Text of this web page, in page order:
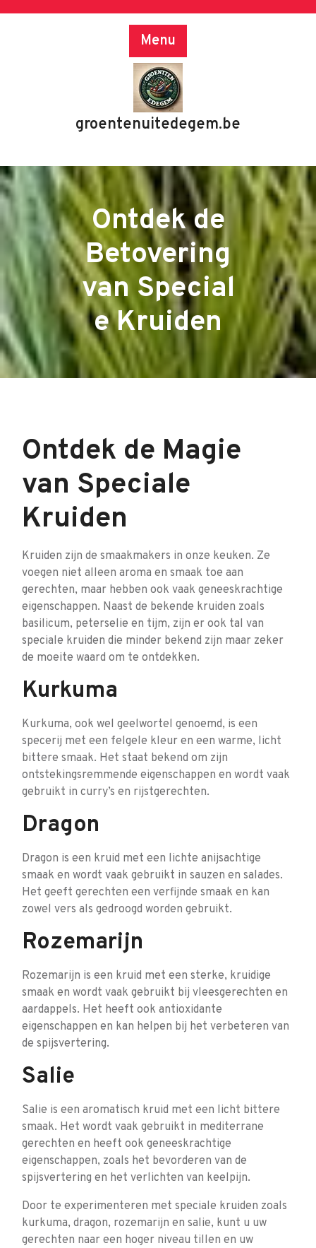
Menu
groentenuitedegem.be
Ontdek de
Betovering
van Special
e Kruiden
Ontdek de Magie
van Speciale
Kruiden
Kruiden zijn de smaakmakers in onze keuken. Ze
voegen niet alleen aroma en smaak toe aan
gerechten, maar hebben ook vaak geneeskrachtige
eigenschappen. Naast de bekende kruiden zoals
basilicum, peterselie en tijm, zijn er ook tal van
speciale kruiden die minder bekend zijn maar zeker
de moeite waard om te ontdekken.
Kurkuma
Kurkuma, ook wel geelwortel genoemd, is een
specerij met een felgele kleur en een warme, licht
bittere smaak. Het staat bekend om zijn
ontstekingsremmende eigenschappen en wordt vaak
gebruikt in curry’s en rijstgerechten.
Dragon
Dragon is een kruid met een lichte anijsachtige
smaak en wordt vaak gebruikt in sauzen en salades.
Het geeft gerechten een verfijnde smaak en kan
zowel vers als gedroogd worden gebruikt.
Rozemarijn
Rozemarijn is een kruid met een sterke, kruidige
smaak en wordt vaak gebruikt bij vleesgerechten en
aardappels. Het heeft ook antioxidante
eigenschappen en kan helpen bij het verbeteren van
de spijsvertering.
Salie
Salie is een aromatisch kruid met een licht bittere
smaak. Het wordt vaak gebruikt in mediterrane
gerechten en heeft ook geneeskrachtige
eigenschappen, zoals het bevorderen van de
spijsvertering en het verlichten van keelpijn.
Door te experimenteren met speciale kruiden zoals
kurkuma, dragon, rozemarijn en salie, kunt u uw
gerechten naar een hoger niveau tillen en uw